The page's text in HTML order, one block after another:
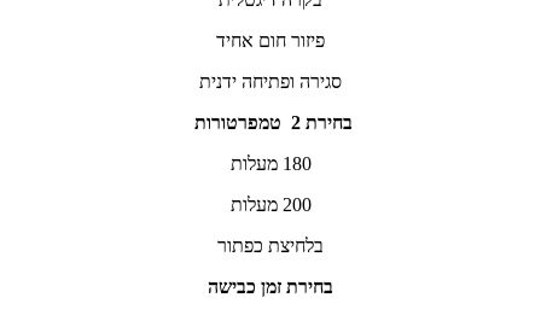
פיזור חום אחיד
סגירה ופתיחה ידנית
בחירת 2 טמפרטורות
180 מעלות
200 מעלות
בלחיצת כפתור
בחירת זמן כבישה